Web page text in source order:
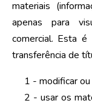
materiais
apenas para
comercial. Esta é
transferência de
1 - modificar
2 - usar os